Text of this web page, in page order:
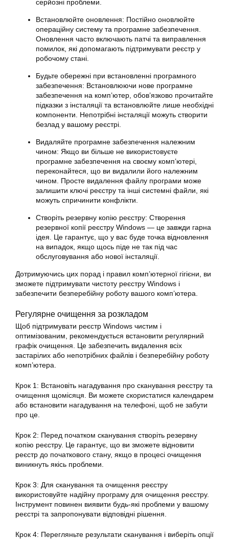
серйозні проблеми.
Встановлюйте оновлення: Постійно оновлюйте
операційну систему та програмне забезпечення.
Оновлення часто включають патчі та виправлення
помилок, які допомагають підтримувати реєстр у
робочому стані.
Будьте обережні при встановленні програмного
забезпечення: Встановлюючи нове програмне
забезпечення на комп’ютер, обов’язково прочитайте
підказки з інсталяції та встановлюйте лише необхідні
компоненти. Непотрібні інсталяції можуть створити
безлад у вашому реєстрі.
Видаляйте програмне забезпечення належним
чином: Якщо ви більше не використовуєте
програмне забезпечення на своєму комп’ютері,
переконайтеся, що ви видалили його належним
чином. Просте видалення файлу програми може
залишити ключі реєстру та інші системні файли, які
можуть спричинити конфлікти.
Створіть резервну копію реєстру: Створення
резервної копії реєстру Windows — це завжди гарна
ідея. Це гарантує, що у вас буде точка відновлення
на випадок, якщо щось піде не так під час
обслуговування або нової інсталяції.
Дотримуючись цих порад і правил комп’ютерної гігієни, ви
зможете підтримувати чистоту реєстру Windows і
забезпечити безперебійну роботу вашого комп’ютера.
Регулярне очищення за розкладом
Щоб підтримувати реєстр Windows чистим і
оптимізованим, рекомендується встановити регулярний
графік очищення. Це забезпечить видалення всіх
застарілих або непотрібних файлів і безперебійну роботу
комп’ютера.
Крок 1: Встановіть нагадування про сканування реєстру та
очищення щомісяця. Ви можете скористатися календарем
або встановити нагадування на телефоні, щоб не забути
про це.
Крок 2: Перед початком сканування створіть резервну
копію реєстру. Це гарантує, що ви зможете відновити
реєстр до початкового стану, якщо в процесі очищення
виникнуть якісь проблеми.
Крок 3: Для сканування та очищення реєстру
використовуйте надійну програму для очищення реєстру.
Інструмент повинен виявити будь-які проблеми у вашому
реєстрі та запропонувати відповідні рішення.
Крок 4: Перегляньте результати сканування і виберіть опції